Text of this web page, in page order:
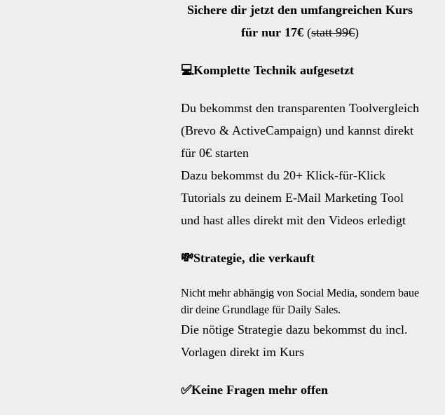
Sichere dir jetzt den umfangreichen Kurs
für nur 17€(statt 99€)
💻Komplette Technik aufgesetzt
Du bekommst den transparenten Toolvergleich
(Brevo & ActiveCampaign) und kannst direkt
für 0€ starten
Dazu bekommst du 20+ Klick-für-Klick
Tutorials zu deinem E-Mail Marketing Tool
und hast alles direkt mit den Videos erledigt
💸Strategie, die verkauft
Nicht mehr abhängig von Social Media, sondern baue
dir deine Grundlage für Daily Sales.
Die nötige Strategie dazu bekommst du incl.
Vorlagen direkt im Kurs
✅Keine Fragen mehr offen